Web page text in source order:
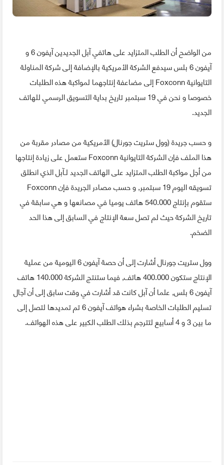
من الواضح أن الطلب المتزايد على هاتفي آبل الجديدين آيفون 6 و
آيفون 6 بلس سيدفع الشركة الأمريكية بالإضافة إلى شركة المناولة
التايوانية Foxconn إلى مضاعفة إنتاجهما لمواكبة هذه الطلبات
خصوصا و نحن في 19 سبتمبر تاريخ بداية التسويق الرسمي للهاتف
الجديد.
و حسب جريدة (وول ستريت جورنال) الأمريكية من مصادر مقربة من
هذا الملف فإن الشركة التايوانية Foxconn ستعمل على زيادة إنتاجها
من أجل مواكبة الطلب المتزايد على الهاتف الجديد لـآبل الذي انطلق
تسويقه اليوم 19 سبتمبر, و حسب مصادر الجريدة فإن Foxconn
ستقوم بإنتاج 540.000 هاتف يوميا في مصانعها و هي سابقة في
تاريخ الشركة حيث لم تصل سعة الإنتاج في السابق إلى هذا الحد
الضخم.
وول ستريت جورنال أشارت إلى أن حصة آيفون 6 اليومية من عملية
الإنتاج ستكون 400.000 هاتف, فيما ستنتج الشركة 140.000 هاتف
آيفون 6 بلس, علما أن آبل كانت قد أشارت في وقت سابق إلى أن آجال
تسليم الطلبات الخاصة بشراء هواتف آيفون 6 تم تمديدها لتصل إلى
ما بين 3 و 4 أسابيع لتترجم بذلك الطلب الكبير على هذه الهواتف.